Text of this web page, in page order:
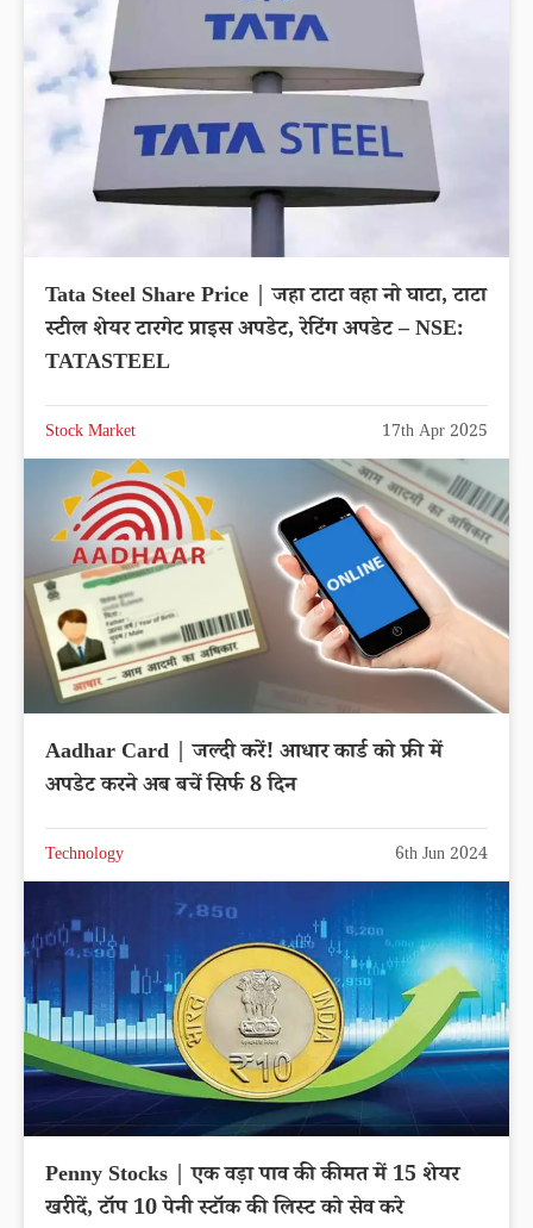
Tata Steel Share Price | जहा टाटा वहा नो घाटा, टाटा
स्टील शेयर टारगेट प्राइस अपडेट, रेटिंग अपडेट – NSE:
TATASTEEL
Stock Market 17th Apr 2025
Aadhar Card | जल्दी करें! आधार कार्ड को फ्री में
अपडेट करने अब बचें सिर्फ 8 दिन
Technology 6th Jun 2024
Penny Stocks | एक वड़ा पाव की कीमत में 15 शेयर
खरीदें, टॉप 10 पेनी स्टॉक की लिस्ट को सेव करे